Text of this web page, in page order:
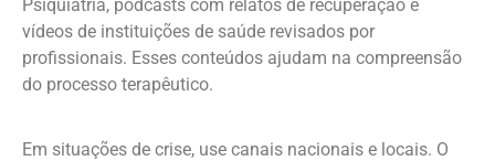
Psiquiatria, podcasts com relatos de recuperação e
vídeos de instituições de saúde revisados por
profissionais. Esses conteúdos ajudam na compreensão
do processo terapêutico.
Em situações de crise, use canais nacionais e locais. O